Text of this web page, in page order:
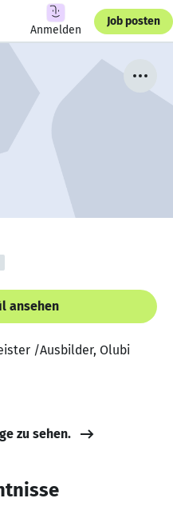
Anmelden
Job posten
ansehen
/Ausbilder, Olubi
zu sehen.